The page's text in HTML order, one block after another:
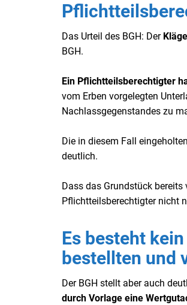
Das Urteil des BGH: Der
BGH.
Ein Pflichtteilsberechtigter
vom Erben vorgelegten
Nachlassgegenstandes zu
Die in diesem Fall
deutlich.
Dass das Grundstück
Pflichtteilsberechtigter nicht
Es besteht
bestellten und
Der BGH stellt aber auch
durch Vorlage eine